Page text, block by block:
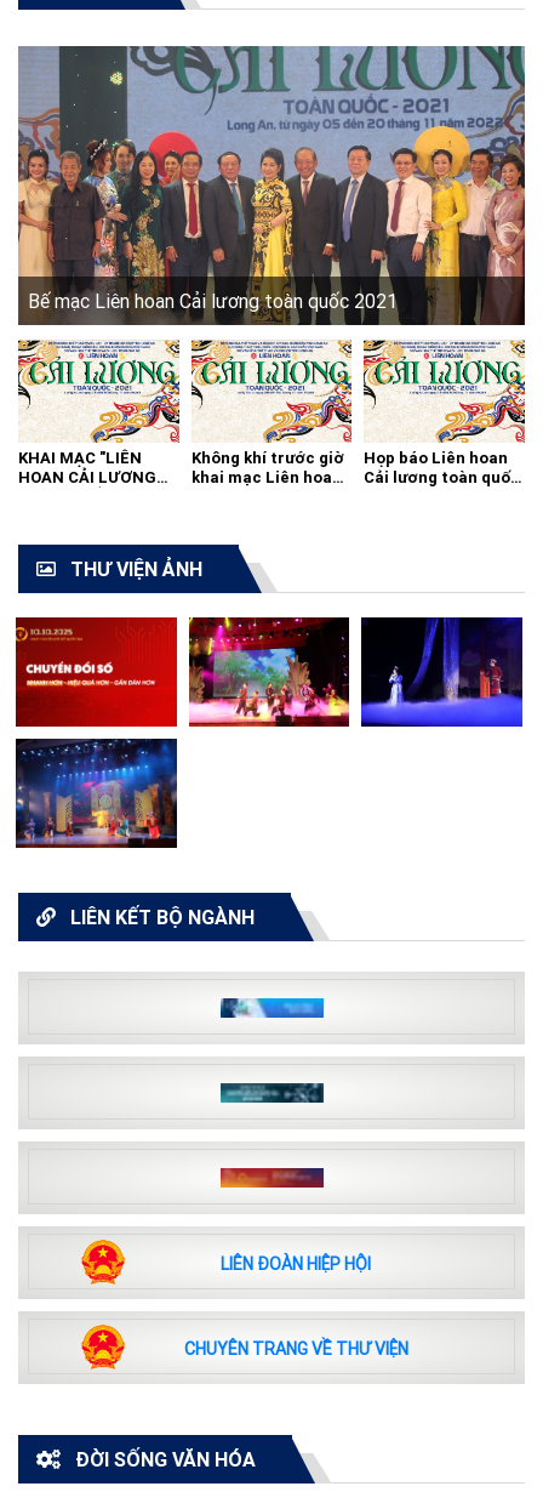
Bế mạc Liên hoan Cải lương toàn quốc 2021
KHAI MẠC "LIÊN
HOAN CẢI LƯƠNG
Không khí trước giờ
khai mạc Liên hoan
Họp báo Liên hoan
Cải lương toàn quốc
THƯ VIỆN ẢNH
LIÊN KẾT BỘ NGÀNH
LIÊN ĐOÀN HIỆP HỘI
CHUYÊN TRANG VỀ THƯ VIỆN
ĐỜI SỐNG VĂN HÓA